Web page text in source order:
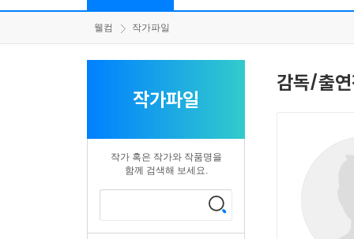
웰컴 작가파일
작가파일
작가 혹은 작가와 작품명을
함께 검색해 보세요.
감독/출